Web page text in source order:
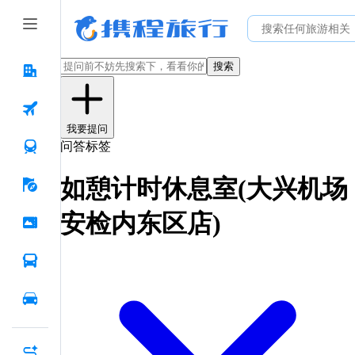
搜索
我要提问
问答标签
如憩计时休息室(大兴机场
安检内东区店)